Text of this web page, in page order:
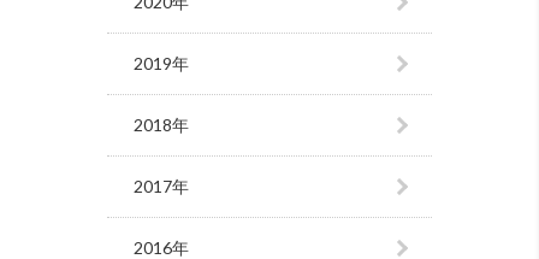
2019年
2018年
2017年
2016年